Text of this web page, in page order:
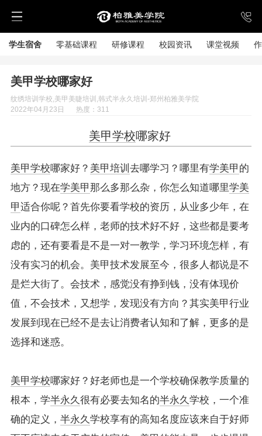
学生宿舍 零基础课程 研修课程 校园资讯 课堂视频
美甲学校哪家好
纹绣培训学校,美甲美睫培训,韩式半永久培训-郑州柏雅美学院
2022年04月23日
热度：311
美甲学校哪家好
美甲学校哪家好？ 美甲培训 去哪学习？哪里有学美甲 的
地方？现在学美甲那么多那么杂，你怎么知道哪里学美
甲适合你呢？首先你要看学校的资历，从业多少年，在
业内的口碑怎么样，老师的技术好不好，这些都是要考
虑的，还有要看是不是一对一教学，学习环境怎样，有
没有实习的机会。美甲技术发展至今，很多人都说是不
是烂大街了。会技术，感觉没有挣到钱，没有体现价
值，不会技术，又想学，发现没有方向？其实美甲行业
发展到现在已经不是去让消费者认知和了解，更多的是
选择和迷惑。
美甲学校哪家好？好老师也是一个学校确保教学质量的
根本，学半永久 很有必要去知名的半永久 学校，一个准
确的定义， 半永久 学校享有的高知名度应该来自于好师